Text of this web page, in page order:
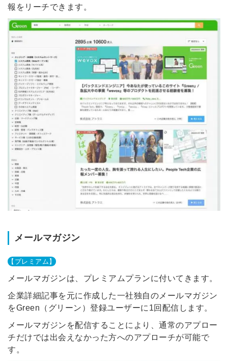
報をリーチできます。
メールマガジン
【プレミアム】
メールマガジンは、プレミアムプランに付いてきます。
企業詳細記事を元に作成した一社独自のメールマガジン
をGreen（グリーン）登録ユーザーに1回配信します。
メールマガジンを配信することにより、通常のアプロー
チだけでは出会えなかった方へのアプローチが可能で
す。